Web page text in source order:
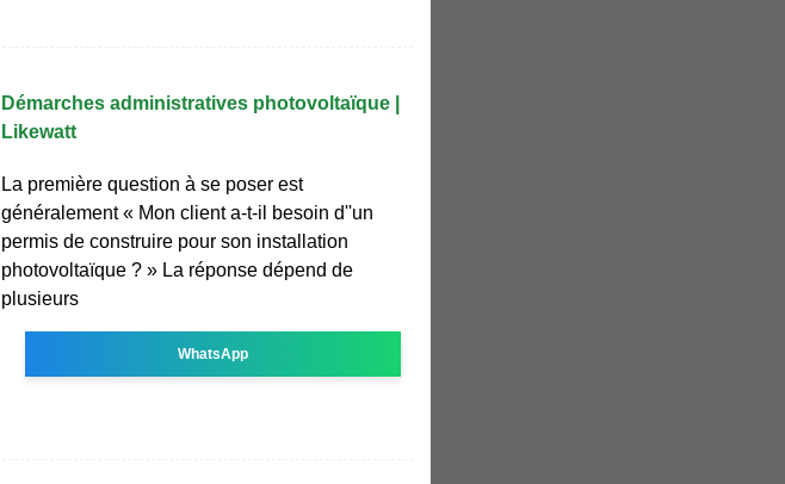
Démarches administratives photovoltaïque |
Likewatt
La première question à se poser est
généralement « Mon client a-t-il besoin d''un
permis de construire pour son installation
photovoltaïque ? » La réponse dépend de
plusieurs
WhatsApp